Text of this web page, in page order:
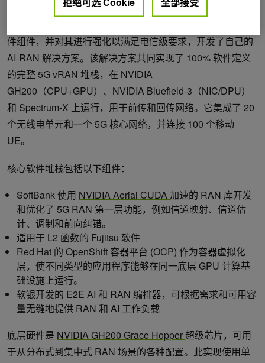
件组件，并对其进行强化以满足电信级要求，开发了自己的
AI-RAN 解决方案。该解决方案共同实现了 100% 软件定义
的完整 5G vRAN 堆栈，在 NVIDIA
GH200（CPU+GPU）、NVIDIA Bluefield-3（NIC/DPU）
和 Spectrum-X 上运行，用于前传和回传网络。它集成了 20
个无线电单元和一个 5G 核心网络，并连接 100 个移动
UE。
核心软件堆栈包括以下组件：
SoftBank 使用 NVIDIA Aerial CUDA 加速的 RAN 库开发
和优化了 5G RAN 第一层功能，例如信道映射、信道估
计、调制和前向纠错。
适用于 L2 函数的 Fujitsu 软件
Red Hat 的 OpenShift 容器平台 (OCP) 作为容器虚拟化
层，使不同类型的应用程序能够在同一底层 GPU 计算基
础设施上运行。
软银开发的 E2E AI 和 RAN 编排器，可根据需求和可用容
量无缝地提供 RAN 和 AI 工作负载
底层硬件是 NVIDIA GH200 Grace Hopper 超级芯片，可用
于从分布式到集中式 RAN 场景的各种配置。此实现使用单